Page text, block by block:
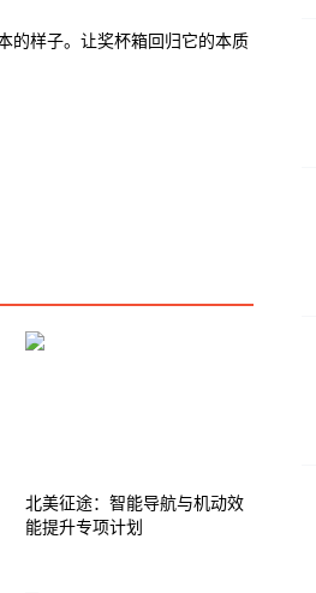
的样子。让奖杯箱回归它的本质
北美征途：智能导航与机动效
能提升专项计划